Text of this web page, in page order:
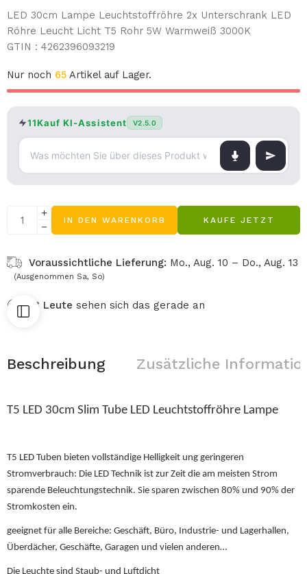
LED 30cm Lampe Leuchtstoffröhre 2x Unterschrank LED
Röhre Leucht Licht T5 Rohr 5W Warmweiß 3000K
GTIN : 4262396093219
Nur noch 65 Artikel auf Lager.
11Kauf KI-Assistent V2.5.0
IN DEN WARENKORB KAUFE JETZT
Voraussichtliche Lieferung: Mo., Aug. 10 – Do., Aug. 13
(Ausgenommen Sa, So)
33 Leute sehen sich das gerade an
Beschreibung Zusätzliche
T5 LED 30cm Slim Tube LED Leuchtstoffröhre Lampe
T5 LED Tuben bieten vollständige Helligkeit ung geringeren
Stromverbrauch: Die LED Technik ist zur Zeit die am meisten Strom
sparende Beleuchtungstechnik. Sie sparen zwischen 80% und 90% der
Stromkosten ein.
geeignet für alle Bereiche: Geschäft, Büro, Industrie- und Lagerhallen,
Überdächer, Geschäfte, Garagen und vielen anderen…
Die Leuchte sind Staub- und Luftdicht